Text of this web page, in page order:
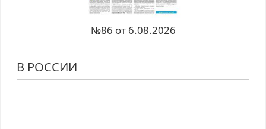
№86 от 6.08.2026
В РОССИИ